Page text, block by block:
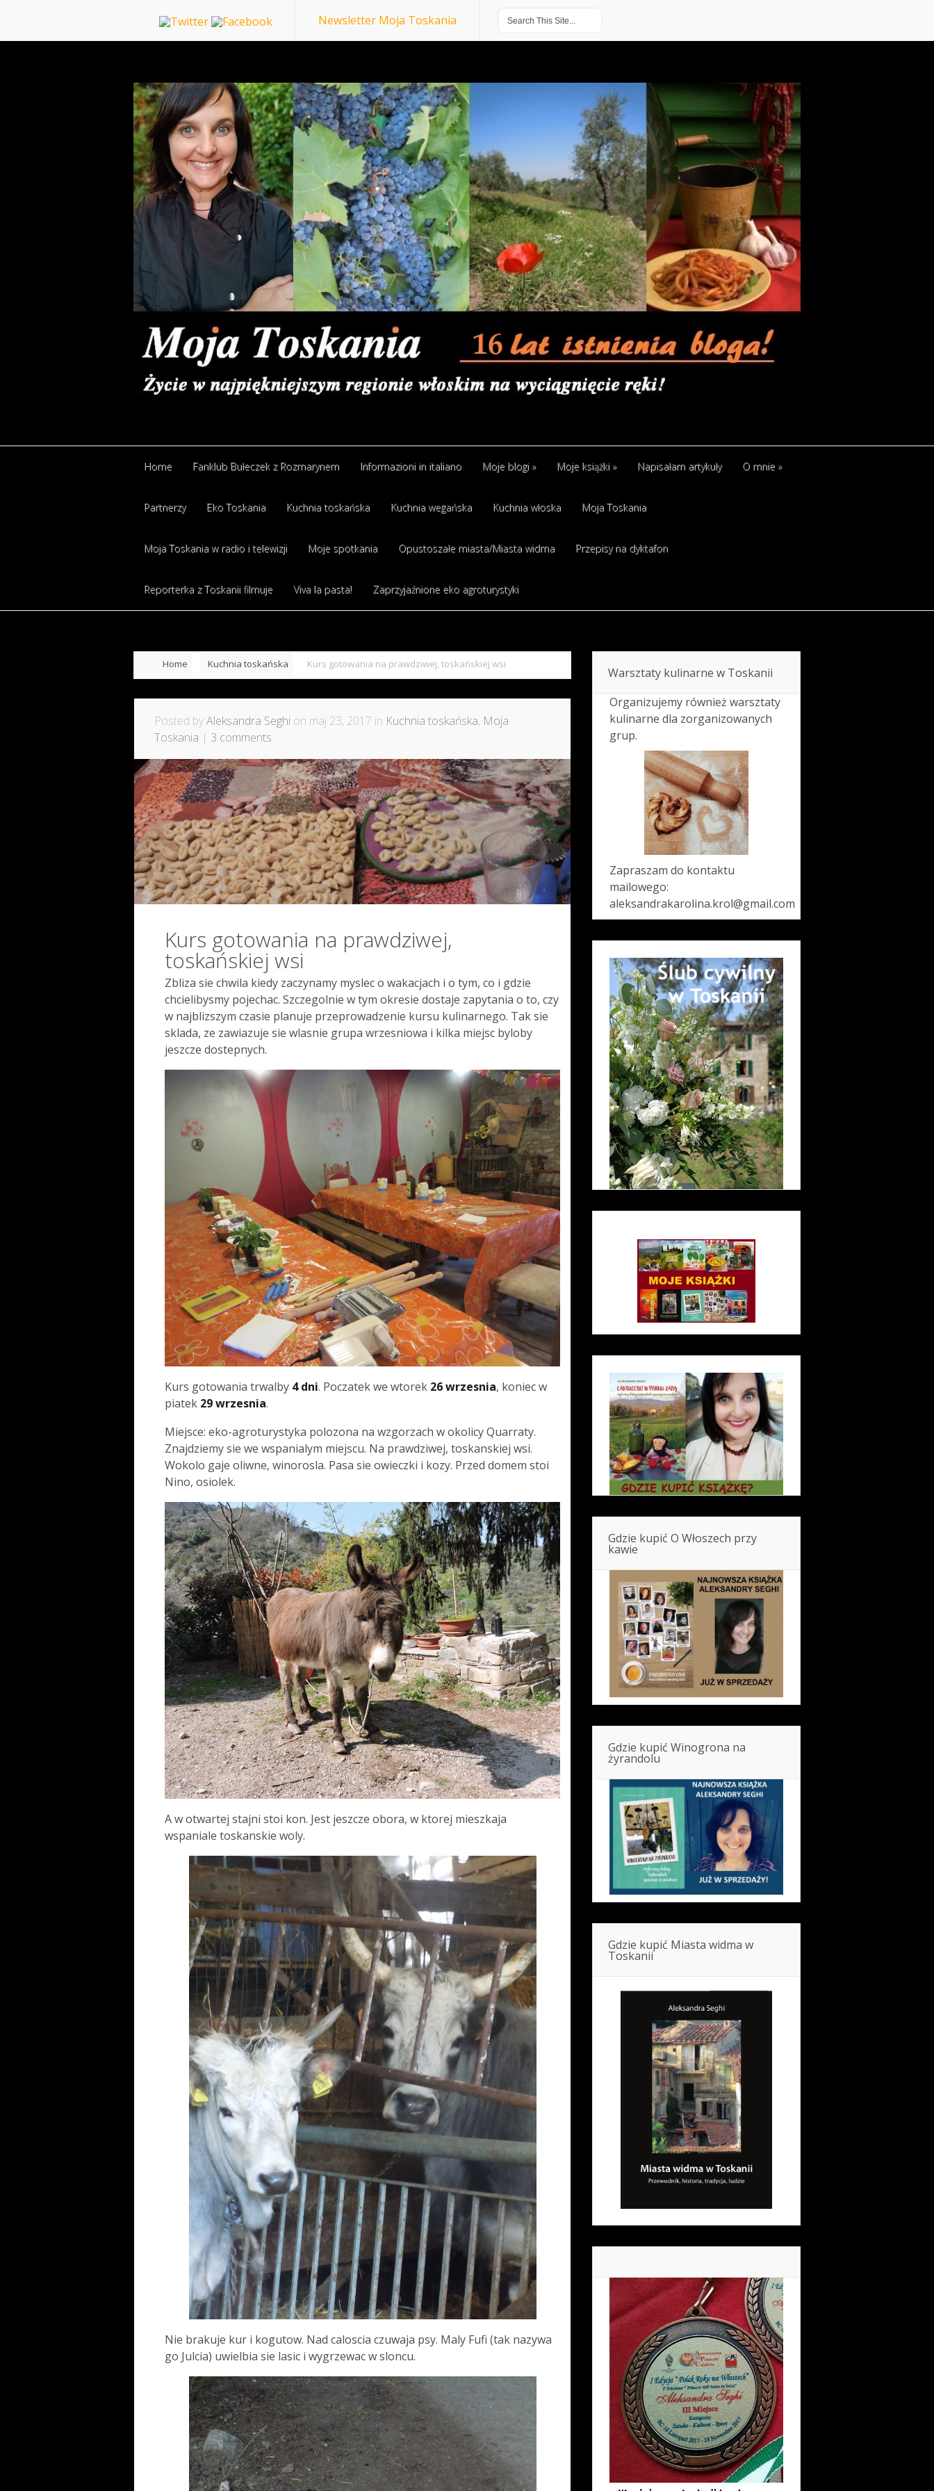
Newsletter Moja Toskania
Home Fanklub Bułeczek z Rozmarynem Informazioni in italiano Moje blogi » Moje książki » Napisałam artykuły O mnie »
Partnerzy Eko Toskania Kuchnia toskańska Kuchnia wegańska Kuchnia włoska Moja Toskania
Moja Toskania w radio i telewizji Moje spotkania Opustoszałe miasta/Miasta widma Przepisy na dyktafon
Reporterka z Toskanii filmuje Viva la pasta! Zaprzyjaźnione eko agroturystyki
Home Kuchnia toskańska Kurs gotowania na prawdziwej, toskańskiej wsi
Posted byAleksandra Seghi on maj 23, 2017 in Kuchnia toskańska, Moja
Toskania | 3 comments
Kurs gotowania na prawdziwej,
toskańskiej wsi
Zbliza sie chwila kiedy zaczynamy myslec o wakacjach i o tym, co i gdzie
chcielibysmy pojechac. Szczegolnie w tym okresie dostaje zapytania o to, czy
w najblizszym czasie planuje przeprowadzenie kursu kulinarnego. Tak sie
sklada, ze zawiazuje sie wlasnie grupa wrzesniowa i kilka miejsc byloby
jeszcze dostepnych.
Kurs gotowania trwalby 4 dni. Poczatek we wtorek 26 wrzesnia, koniec w
piatek 29 wrzesnia.
Miejsce: eko-agroturystyka polozona na wzgorzach w okolicy Quarraty.
Znajdziemy sie we wspanialym miejscu. Na prawdziwej, toskanskiej wsi.
Wokolo gaje oliwne, winorosla. Pasa sie owieczki i kozy. Przed domem stoi
Nino, osiolek.
A w otwartej stajni stoi kon. Jest jeszcze obora, w ktorej mieszkaja
wspaniale toskanskie woly.
Nie brakuje kur i kogutow. Nad caloscia czuwaja psy. Maly Fufi (tak nazywa
go Julcia) uwielbia sie lasic i wygrzewac w sloncu.
Warsztaty kulinarne w Toskanii
Organizujemy również warsztaty
kulinarne dla zorganizowanych
grup.
Zapraszam do kontaktu
mailowego:
aleksandrakarolina.krol@gmail.com
Gdzie kupić O Włoszech przy
kawie
Gdzie kupić Winogrona na
żyrandolu
Gdzie kupić Miasta widma w
Toskanii